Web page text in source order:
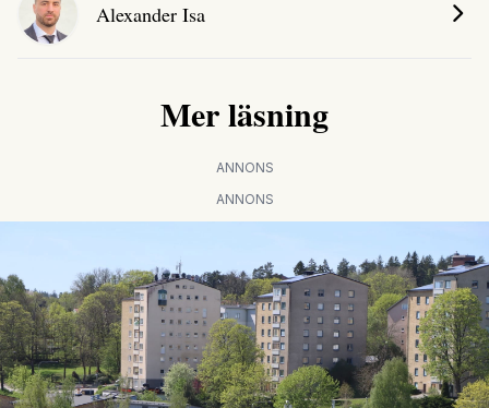
Alexander Isa
Mer läsning
ANNONS
ANNONS